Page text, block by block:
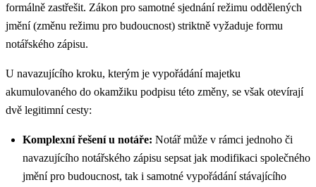
formálně zastřešit. Zákon pro samotné sjednání režimu oddělených
jmění (změnu režimu pro budoucnost) striktně vyžaduje formu
notářského zápisu.
U navazujícího kroku, kterým je vypořádání majetku
akumulovaného do okamžiku podpisu této změny, se však otevírají
dvě legitimní cesty:
Komplexní řešení u notáře: Notář může v rámci jednoho či
navazujícího notářského zápisu sepsat jak modifikaci společného
jmění pro budoucnost, tak i samotné vypořádání stávajícího